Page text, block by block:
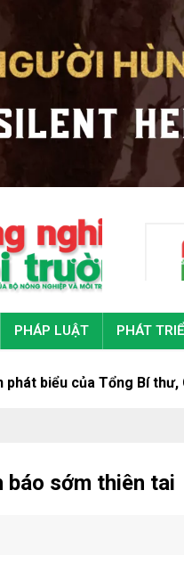
PHÁP LUẬT PHÁT
Bí thư, Chủ tịch nước
báo sớm thiên tai